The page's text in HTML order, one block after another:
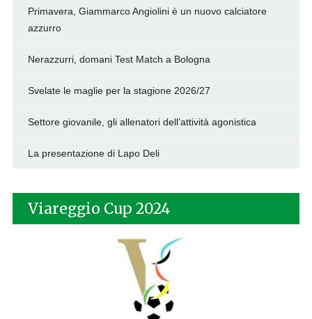
Primavera, Giammarco Angiolini è un nuovo calciatore
azzurro
Nerazzurri, domani Test Match a Bologna
Svelate le maglie per la stagione 2026/27
Settore giovanile, gli allenatori dell’attività agonistica
La presentazione di Lapo Deli
Viareggio Cup 2024